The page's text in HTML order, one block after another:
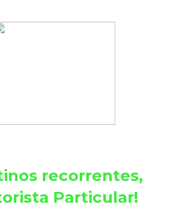
recorrentes,
Particular!